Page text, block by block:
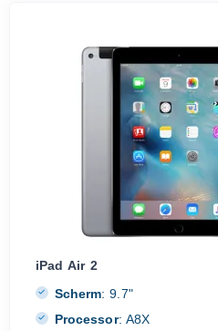
iPad Air 2
Scherm: 9.7"
Processor: A8X